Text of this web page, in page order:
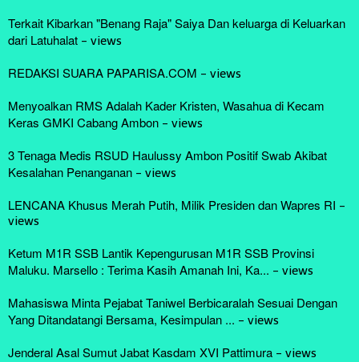
Terkait Kibarkan "Benang Raja" Saiya Dan keluarga di Keluarkan
dari Latuhalat - views
REDAKSI SUARA PAPARISA.COM - views
Menyoalkan RMS Adalah Kader Kristen, Wasahua di Kecam
Keras GMKI Cabang Ambon - views
3 Tenaga Medis RSUD Haulussy Ambon Positif Swab Akibat
Kesalahan Penanganan - views
LENCANA Khusus Merah Putih, Milik Presiden dan Wapres RI -
views
Ketum M1R SSB Lantik Kepengurusan M1R SSB Provinsi
Maluku. Marsello : Terima Kasih Amanah Ini, Ka... - views
Mahasiswa Minta Pejabat Taniwel Berbicaralah Sesuai Dengan
Yang Ditandatangi Bersama, Kesimpulan ... - views
Jenderal Asal Sumut Jabat Kasdam XVI Pattimura - views